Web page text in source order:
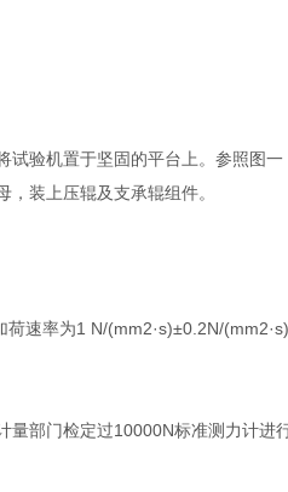
验机置于坚固的平台上。参照图
装上压辊及支承辊组件。
率为1 N/(mm2·s)±0.2N/
部门检定过10000N标准测力计进行